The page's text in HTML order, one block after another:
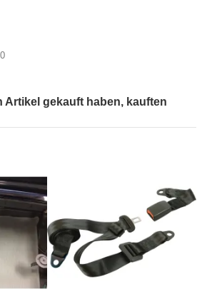
Artikel gekauft haben, kauften